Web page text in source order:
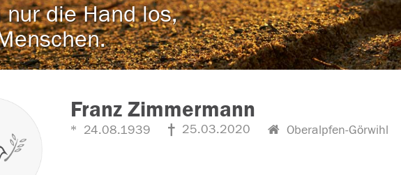
die Hand los,
Franz Zimmermann
24.08.1939 25.03.2020 Oberalpfen-Görwihl